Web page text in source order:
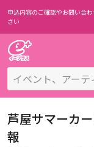
申込内容のご確認やお問い合わ
さい
芦屋サマーカ
報